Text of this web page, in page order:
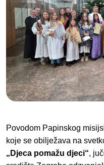
Povodom Papinskog
koje se obilježava na
„Djeca pomažu djeci“,